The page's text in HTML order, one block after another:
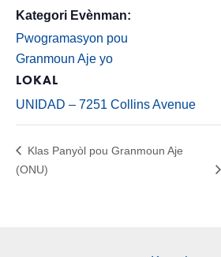
Kategori Evènman:
Pwogramasyon pou
Granmoun Aje yo
LOKAL
UNIDAD – 7251 Collins Avenue
Klas Panyòl pou Granmoun Aje
(ONU)